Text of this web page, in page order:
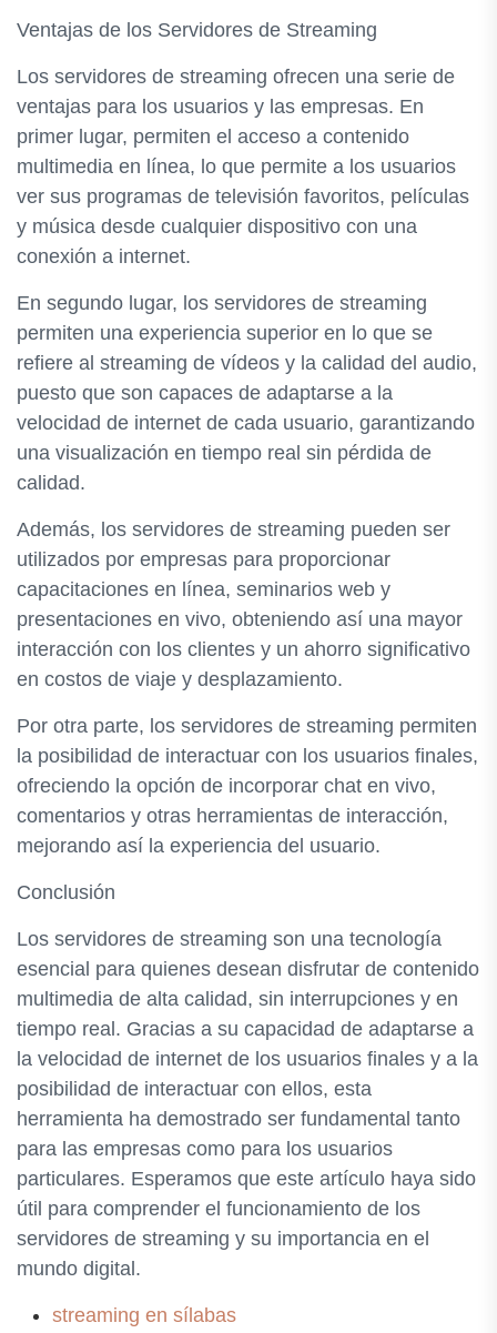
Ventajas de los Servidores de Streaming
Los servidores de streaming ofrecen una serie de
ventajas para los usuarios y las empresas. En
primer lugar, permiten el acceso a contenido
multimedia en línea, lo que permite a los usuarios
ver sus programas de televisión favoritos, películas
y música desde cualquier dispositivo con una
conexión a internet.
En segundo lugar, los servidores de streaming
permiten una experiencia superior en lo que se
refiere al streaming de vídeos y la calidad del audio,
puesto que son capaces de adaptarse a la
velocidad de internet de cada usuario, garantizando
una visualización en tiempo real sin pérdida de
calidad.
Además, los servidores de streaming pueden ser
utilizados por empresas para proporcionar
capacitaciones en línea, seminarios web y
presentaciones en vivo, obteniendo así una mayor
interacción con los clientes y un ahorro significativo
en costos de viaje y desplazamiento.
Por otra parte, los servidores de streaming permiten
la posibilidad de interactuar con los usuarios finales,
ofreciendo la opción de incorporar chat en vivo,
comentarios y otras herramientas de interacción,
mejorando así la experiencia del usuario.
Conclusión
Los servidores de streaming son una tecnología
esencial para quienes desean disfrutar de contenido
multimedia de alta calidad, sin interrupciones y en
tiempo real. Gracias a su capacidad de adaptarse a
la velocidad de internet de los usuarios finales y a la
posibilidad de interactuar con ellos, esta
herramienta ha demostrado ser fundamental tanto
para las empresas como para los usuarios
particulares. Esperamos que este artículo haya sido
útil para comprender el funcionamiento de los
servidores de streaming y su importancia en el
mundo digital.
streaming en sílabas